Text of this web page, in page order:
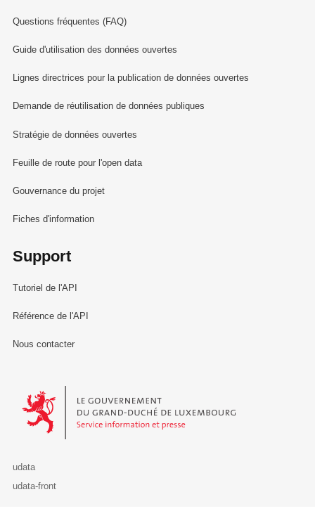
Questions fréquentes (FAQ)
Guide d'utilisation des données ouvertes
Lignes directrices pour la publication de données ouvertes
Demande de réutilisation de données publiques
Stratégie de données ouvertes
Feuille de route pour l'open data
Gouvernance du projet
Fiches d'information
Support
Tutoriel de l'API
Référence de l'API
Nous contacter
Le Gouvernement du Grand-Duché de Luxembourg - Service
udata
udata-front